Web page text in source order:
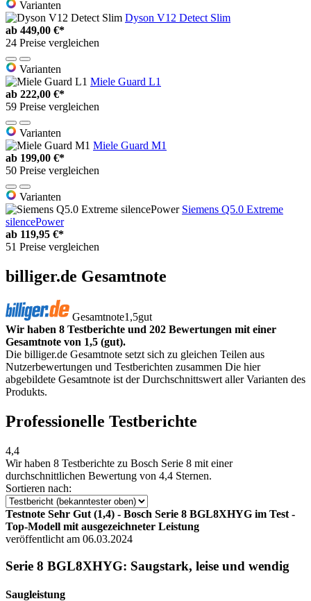
Varianten
Dyson V12 Detect Slim
ab 449,00 €*
24 Preise vergleichen
Varianten
Miele Guard L1
ab 222,00 €*
59 Preise vergleichen
Varianten
Miele Guard M1
ab 199,00 €*
50 Preise vergleichen
Varianten
Siemens Q5.0 Extreme
silencePower
ab 119,95 €*
51 Preise vergleichen
billiger.de Gesamtnote
Gesamtnote1,5gut
Wir haben 8 Testberichte und 202 Bewertungen mit einer
Gesamtnote von 1,5 (gut).
Die billiger.de Gesamtnote setzt sich zu gleichen Teilen aus
Nutzerbewertungen und Testberichten zusammen Die hier
abgebildete Gesamtnote ist der Durchschnittswert aller Varianten des
Produkts.
Professionelle Testberichte
4,4
Wir haben 8 Testberichte zu Bosch Serie 8 mit einer
durchschnittlichen Bewertung von 4,4 Sternen.
Sortieren nach:
Testnote Sehr Gut (1,4) - Bosch Serie 8 BGL8XHYG im Test -
Top-Modell mit ausgezeichneter Leistung
veröffentlicht am 06.03.2024
Serie 8 BGL8XHYG: Saugstark, leise und wendig
Saugleistung